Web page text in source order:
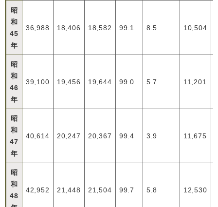
昭
和
45
年
36,988 18,406 18,582 99.1 8.5 10,504
昭
和
46
年
39,100 19,456 19,644 99.0 5.7 11,201
昭
和
47
年
40,614 20,247 20,367 99.4 3.9 11,675
昭
和
48
42,952 21,448 21,504 99.7 5.8 12,530